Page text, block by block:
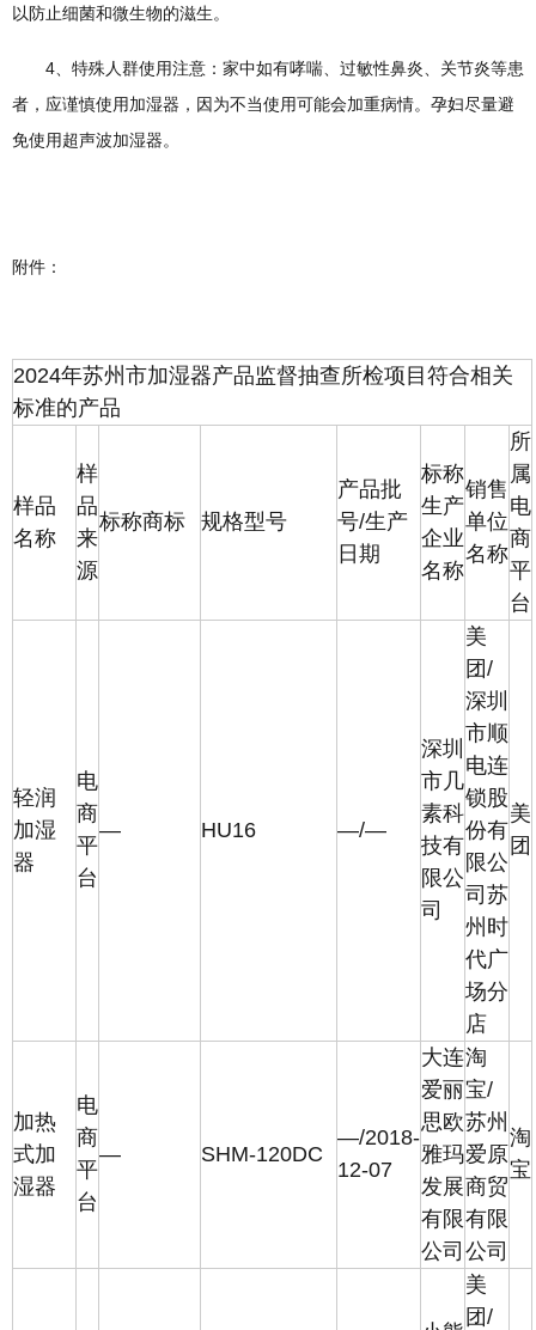
以防止细菌和微生物的滋生。
4、特殊人群使用注意：家中如有哮喘、过敏性鼻炎、关节炎等患
者，应谨慎使用加湿器，因为不当使用可能会加重病情。孕妇尽量避
免使用超声波加湿器。
附件：
2024年苏州市加湿器产品监督抽查所检项目符合相关
标准的产品
样品
名称
样
品
来
源
标称商标 规格型号
产品批
号/生产
日期
标称
生产
企业
名称
销售
单位
名称
所
属
电
商
平
台
轻润
加湿
器
电
商
平
台
— HU16 —/—
深圳
市几
素科
技有
限公
司
美
团/
深圳
市顺
电连
锁股
份有
限公
司苏
州时
代广
场分
店
美
团
加热
式加
湿器
电
商
平
台
— SHM-120DC
—/2018-
12-07
大连
爱丽
思欧
雅玛
发展
有限
公司
淘
宝/
苏州
爱原
商贸
有限
公司
淘
宝
美
团/